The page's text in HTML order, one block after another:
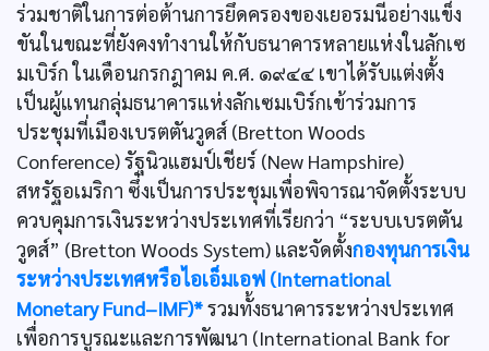
ร่วมชาติในการต่อต้านการยึดครองของเยอรมนีอย่างแข็ง
ขันในขณะที่ยังคงทำงานให้กับธนาคารหลายแห่งในลักเซ
มเบิร์ก ในเดือนกรกฎาคม ค.ศ. ๑๙๔๔ เขาได้รับแต่งตั้ง
เป็นผู้แทนกลุ่มธนาคารแห่งลักเซมเบิร์กเข้าร่วมการ
ประชุมที่เมืองเบรตตันวูดส์ (Bretton Woods
Conference) รัฐนิวแฮมป์เชียร์ (New Hampshire)
สหรัฐอเมริกา ซึ่งเป็นการประชุมเพื่อพิจารณาจัดตั้งระบบ
ควบคุมการเงินระหว่างประเทศที่เรียกว่า “ระบบเบรตตัน
วูดส์” (Bretton Woods System) และจัดตั้งกองทุนการเงิน
ระหว่างประเทศหรือไอเอ็มเอฟ (International
Monetary Fund–IMF)*รวมทั้งธนาคารระหว่างประเทศ
เพื่อการบูรณะและการพัฒนา (International Bank for